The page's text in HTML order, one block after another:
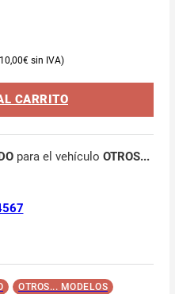
€
CARRITO
para el vehículo OTROS...
OTROS... MODELOS